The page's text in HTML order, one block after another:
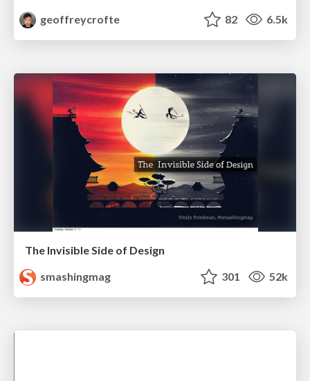
geoffreycrofte
82 6.5k
The Invisible Side of Design
smashingmag
301 52k